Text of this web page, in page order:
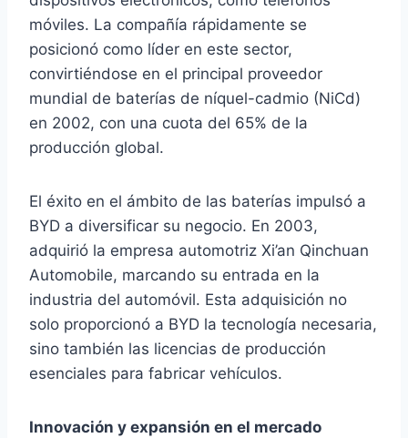
móviles. La compañía rápidamente se
posicionó como líder en este sector,
convirtiéndose en el principal proveedor
mundial de baterías de níquel-cadmio (NiCd)
en 2002, con una cuota del 65% de la
producción global. ​
El éxito en el ámbito de las baterías impulsó a
BYD a diversificar su negocio. En 2003,
adquirió la empresa automotriz Xi’an Qinchuan
Automobile, marcando su entrada en la
industria del automóvil. Esta adquisición no
solo proporcionó a BYD la tecnología necesaria,
sino también las licencias de producción
esenciales para fabricar vehículos. ​
Innovación y expansión en el mercado